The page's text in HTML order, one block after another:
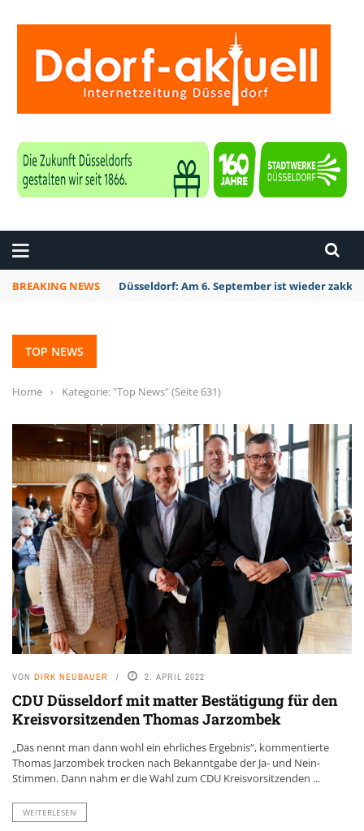
BREAKING NEWS Düsseldorf Kalkum: Bei
TOP NEWS
Home › Kategorie: "Top News"(Seite 631)
VON DIRK NEUBAUER 2. APRIL 2022
CDU Düsseldorf mit matter Bestätigung für den
Kreisvorsitzenden Thomas Jarzombek
„Das nennt man dann wohl ein ehrliches Ergebnis“, kommentierte
Thomas Jarzombek trocken nach Bekanntgabe der Ja- und Nein-
Stimmen. Dann nahm er die Wahl zum CDU Kreisvorsitzenden ...
WEITERLESEN